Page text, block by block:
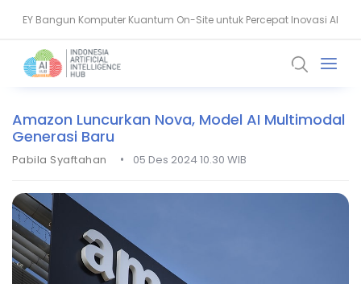
EY Bangun Komputer Kuantum On-Site untuk Percepat Inovasi AI
Aiven Dorong Sovereign AI untuk Perkuat Layanan Kesehatan RI
Amazon Luncurkan Nova, Model AI Multimodal
Generasi Baru
Pabila Syaftahan • 05 Des 2024 10.30 WIB